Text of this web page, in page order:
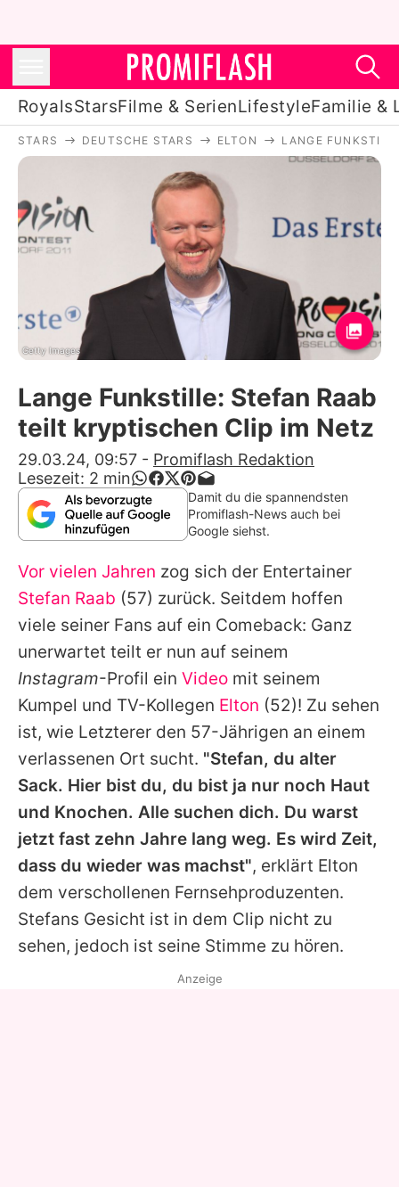
RoyalsStarsFilme & SerienLifestyleFamilie &
Royals
Stars
Filme & Serien
Lifestyle
Familie & Liebe
Promiflash Exklusiv
Alle Themen auf Promiflash
App runterladen
Team
Redaktionelle Richtlinien
Impressum
Nutzungsbedingungen
Utiq verwalten
STARS DEUTSCHE STARS ELTON LANGE
Getty Images
Lange Funkstille: Stefan Raab
teilt kryptischen Clip im Netz
29.03.24, 09:57 - Promiflash Redaktion
Lesezeit: 2 min
Damit du die spannendsten
Promiflash-News auch bei
Google siehst.
Vor vielen Jahren zog sich der Entertainer
Stefan Raab (57) zurück. Seitdem hoffen
viele seiner Fans auf ein Comeback: Ganz
unerwartet teilt er nun auf seinem
Instagram-Profil ein Video mit seinem
Kumpel und TV-Kollegen Elton (52)! Zu sehen
ist, wie Letzterer den 57-Jährigen an einem
verlassenen Ort sucht. "Stefan, du alter
Sack. Hier bist du, du bist ja nur noch Haut
und Knochen. Alle suchen dich. Du warst
jetzt fast zehn Jahre lang weg. Es wird Zeit,
dass du wieder was machst", erklärt Elton
dem verschollenen Fernsehproduzenten.
Stefans Gesicht ist in dem Clip nicht zu
sehen, jedoch ist seine Stimme zu hören.
Anzeige